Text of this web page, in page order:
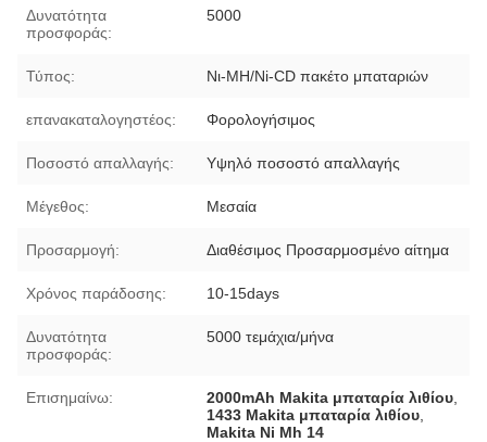
Δυνατότητα
προσφοράς:
5000
Τύπος: Νι-MH/Ni-CD πακέτο μπαταριών
επανακαταλογηστέος: Φορολογήσιμος
Ποσοστό απαλλαγής: Υψηλό ποσοστό απαλλαγής
Μέγεθος: Μεσαία
Προσαρμογή: Διαθέσιμος Προσαρμοσμένο αίτημα
Χρόνος παράδοσης: 10-15days
Δυνατότητα
προσφοράς:
5000 τεμάχια/μήνα
Επισημαίνω: 2000mAh Makita μπαταρία λιθίου
1433 Makita μπαταρία λιθίου
Makita Ni Mh 14